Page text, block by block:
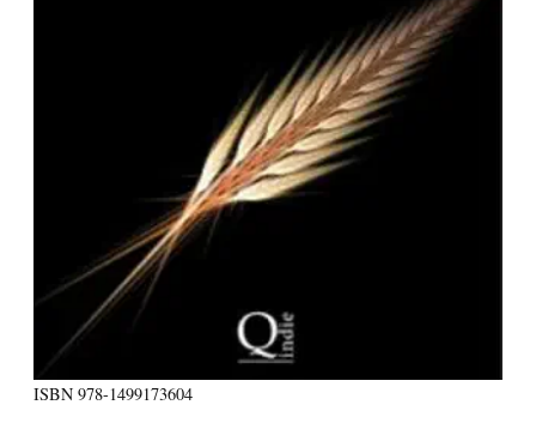
ISBN 978-1499173604